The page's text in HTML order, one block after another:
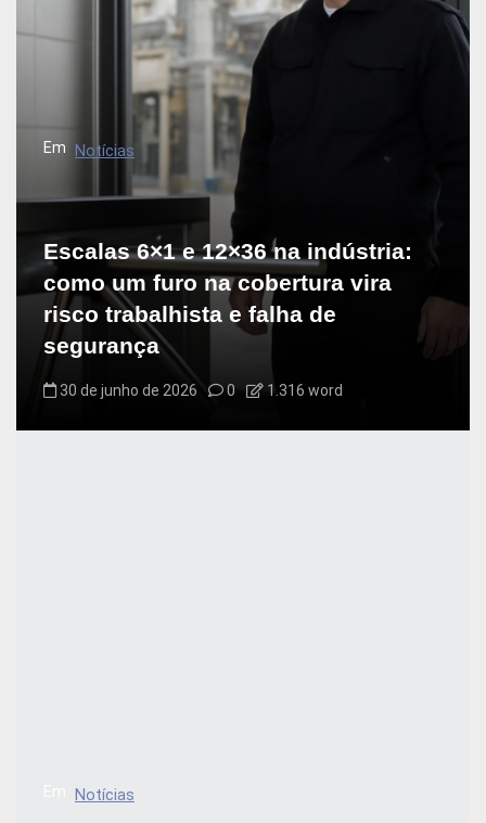
Em Notícias
Escalas 6×1 e 12×36 na indústria:
como um furo na cobertura vira
risco trabalhista e falha de
segurança
30 de junho de 2026 0 1.316 word
Notícias